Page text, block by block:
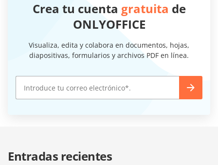
Crea tu cuenta gratuita de
ONLYOFFICE
Visualiza, edita y colabora en documentos, hojas,
diapositivas, formularios y archivos PDF en línea.
Entradas recientes